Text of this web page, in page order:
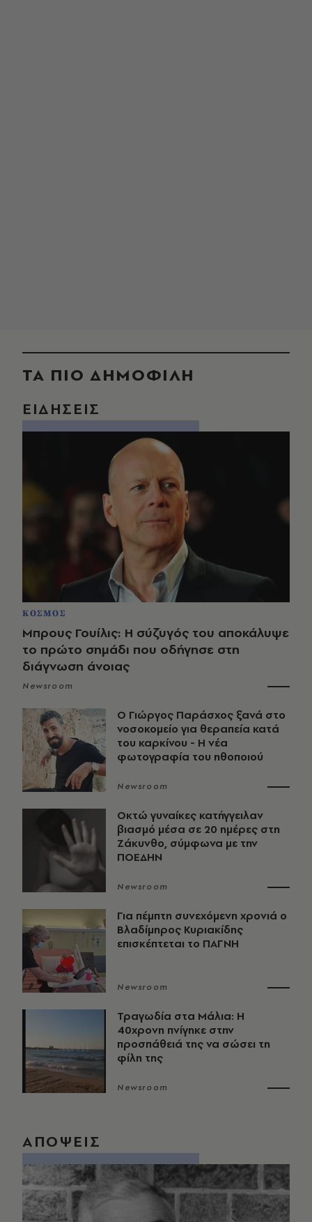
ΤΑ ΠΙΟ ΔΗΜΟΦΙΛΗ
ΕΙΔΗΣΕΙΣ
ΚΟΣΜΟΣ
Μπρους Γουίλις: Η σύζυγός του αποκάλυψε
το πρώτο σημάδι που οδήγησε στη
διάγνωση άνοιας
Newsroom
O Γιώργος Παράσχος ξανά στο
νοσοκομείο για θεραπεία κατά
του καρκίνου - Η νέα
φωτογραφία του ηθοποιού
Newsroom
Οκτώ γυναίκες κατήγγειλαν
βιασμό μέσα σε 20 ημέρες στη
Ζάκυνθο, σύμφωνα με την
ΠΟΕΔΗΝ
Newsroom
Για πέμπτη συνεχόμενη χρονιά ο
Βλαδίμηρος Κυριακίδης
επισκέπτεται το ΠΑΓΝΗ
Newsroom
Τραγωδία στα Μάλια: Η
40χρονη πνίγηκε στην
προσπάθειά της να σώσει τη
φίλη της
Newsroom
ΑΠΟΨΕΙΣ